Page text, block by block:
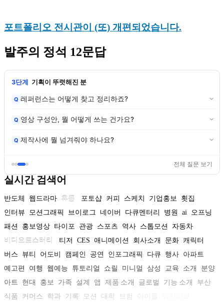
포트폴리오 전시관이 (또) 개편되었습니다.
발주의 정석 12문답
3단계 기획이 뚜렷해진 분
Q 레퍼런스는 어떻게 찾고 정리하죠?
Q 영상 구성안, 뭘 어떻게 쓰는 건가요?
Q 제작사에 뭘 넘겨줘야 하나요?
전체 질문 보기
실시간 검색어
반도체 웹드라마 휴롬 포토샵 커피 스케치 기업홍보
횟집
인터뷰
모션그래픽 브이로그 네이버 다큐멘터리 병원 ai 오프닝
패션
홍보영상 타이포 관광 스포츠 역사 스톱모션
자동차
비디오로스터리
티저 CES 애니메이션 회사소개 문화 캐릭터
버스
뷰티 어도비 캠페인 공연 인포그래픽 다큐 행사 아파트
예고편
여행 웹예능 튜토리얼 쇼릴 미니멀 삼성 교육 소개
분양
아트
현대 홍보 가족 설계 앱 제품 소개 글로벌 기능 소개
부산
식품
커머스 학과 기록 모션 대학 보험